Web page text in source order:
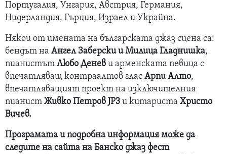
Португалия, Унгария, Австрия, Германия,
Нидерландия, Гърция, Израел и Украйна.
Някои от имената на българската джаз сцена са:
бендът на Ангел Заберски и Милица Гладнишка,
пианистът Любо Денев и арменската певица с
впечатляващ контраалтов глас Арпи Алто,
впечатляващият проект на изключителния
пианист Живко Петров JP3 и китариста Христо
Вичев.
Програмата и подробна информация може да
следите на сайта на Банско джаз фест